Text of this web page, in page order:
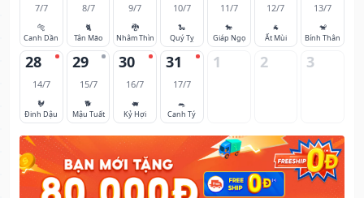
7/7
🐅
Canh Dần
8/7
🐈
Tân Mão
9/7
🐉
Nhâm Thìn
10/7
🐍
Quý Tỵ
11/7
🐎
Giáp Ngọ
12/7
🐐
Ất Mùi
13/7
🐒
Bính Thân
28
14/7
🐓
Đinh Dậu
29
15/7
🐕
Mậu Tuất
30
16/7
🐖
Kỷ Hợi
31
17/7
🐀
Canh Tý
1 2 3